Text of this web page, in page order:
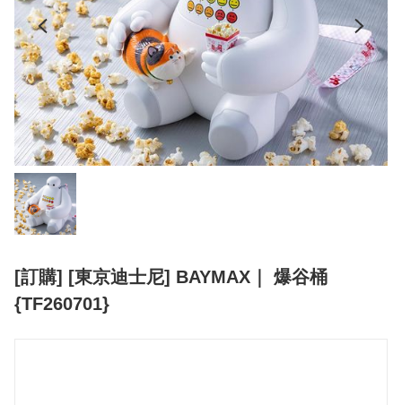
[訂購] [東京迪士尼] BAYMAX｜ 爆谷桶
{TF260701}